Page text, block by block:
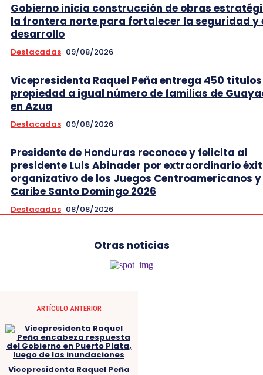
Gobierno inicia construcción de obras
la frontera norte para fortalecer la seguridad y
desarrollo
Destacadas 09/08/2026
Vicepresidenta Raquel Peña entrega 450
propiedad a igual número de familias de
en Azua
Destacadas 09/08/2026
Presidente de Honduras reconoce y felicita al
presidente Luis Abinader por extraordinario
organizativo de los Juegos Centroamericanos
Caribe Santo Domingo 2026
Destacadas 08/08/2026
Otras noticias
ARTÍCULO ANTERIOR
Vicepresidenta Raquel Peña